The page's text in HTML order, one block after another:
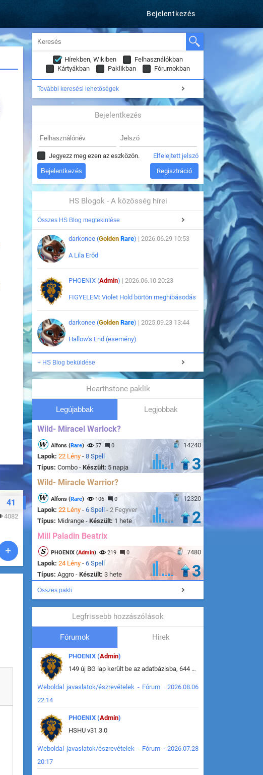
Bejelentkezés
41
4082
Hírekben, Wikiben
Felhasználókban
Kártyákban
Paklikban Fórumokban
További keresési lehetőségek
Bejelentkezés
Jegyezz meg ezen az eszközön. Elfelejtett jelszó
Regisztráció
HS Blogok - A közösség hírei
Összes HS Blog megtekintése
darkonee (Golden Rare) | 2026.06.29 10:53
A Lila Erőd
PHOENIX (Admin) | 2026.06.10 20:23
FIGYELEM: Violet Hold börtön meghibásodás
darkonee (Golden Rare) | 2025.09.23 13:44
Hallow's End (esemény)
+ HS Blog beküldése
Hearthstone paklik
Legújabbak Legjobbak
Wild- Miracel Warlock?
14240
Alfons (Rare) 57 0
Lapok: 22 Lény - 8 Spell
Típus: Combo - Készült: 5 napja 3
Wild- Miracle Warrior?
12320
Alfons (Rare) 106 0
Lapok: 22 Lény - 6 Spell - 2 Fegyver
Típus: Midrange - Készült: 1 hete 2
Mill Paladin Beatrix
7480
PHOENIX (Admin) 219 0
Lapok: 24 Lény - 6 Spell
Típus: Aggro - Készült: 3 hete 3
Összes pakli
Legfrissebb hozzászólások
Fórumok Hirek
PHOENIX (Admin)
149 új BG lap került be az adatbázisba, 644 db meglévő BG lap módosult, bekerültek az új képek a megváltozott lapokhoz is.
Weboldal javaslatok/észrevételek - Fórum · 2026.08.06
22:14
PHOENIX (Admin)
HSHU v31.3.0
Weboldal javaslatok/észrevételek - Fórum · 2026.07.28
20:17